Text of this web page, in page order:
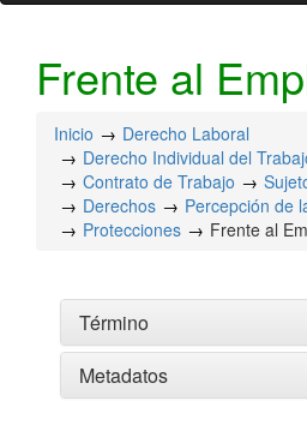
Frente al
Inicio
Derecho Laboral
Derecho Individual del
Contrato de Trabajo
Derechos
Percepción de
Protecciones
Frente al
Término
Metadatos